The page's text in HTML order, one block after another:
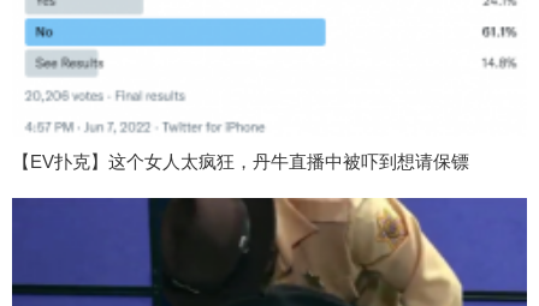
【EV扑克】这个女人太疯狂，丹牛直播中被吓到想请保镖